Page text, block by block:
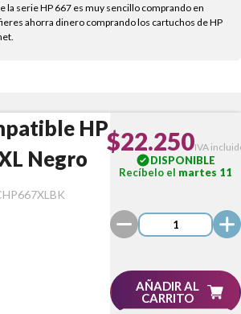
la serie HP 667 es muy sencillo comprando en
ahorra dinero comprando los cartuchos de HP
HP
Negro
$22.250IVA
DISPONIBLE
Recíbelo el martes 11
AÑADIR AL
CARRITO